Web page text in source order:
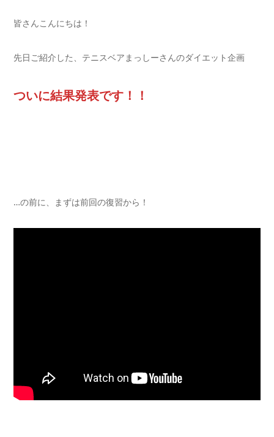
皆さんこんにちは！
先日ご紹介した、テニスベアまっしーさんのダイエット企画
ついに結果発表です！！
…の前に、まずは前回の復習から！